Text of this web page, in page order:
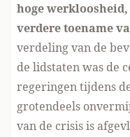
hoge
verdere toename
verdeling van de
de lidstaten was de
regeringen tijdens
grotendeels
van de crisis is